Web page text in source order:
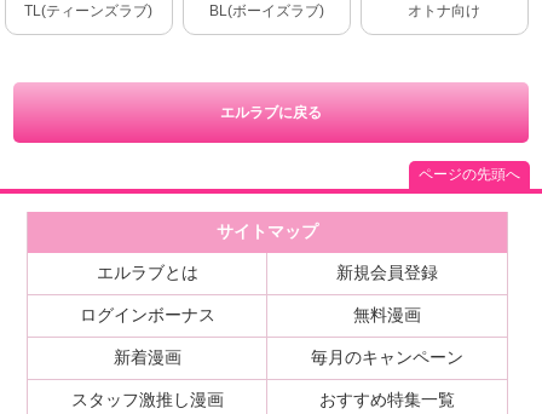
TL(ティーンズラブ) BL(ボーイズラブ) オトナ向け
エルラブに戻る
ページの先頭へ
サイトマップ
エルラブとは 新規会員登録
ログインボーナス 無料漫画
新着漫画 毎月のキャンペーン
スタッフ激推し漫画 おすすめ特集一覧